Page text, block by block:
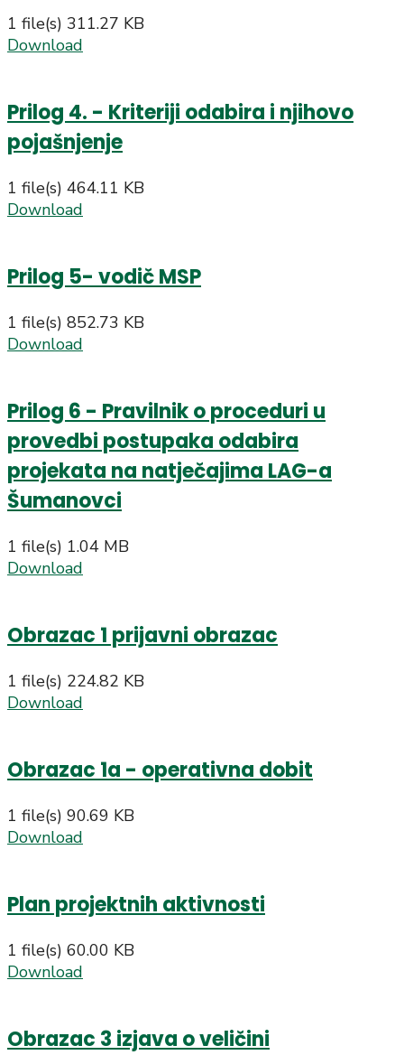
1 file(s) 311.27 KB
Download
Prilog 4. - Kriteriji odabira i njihovo
pojašnjenje
1 file(s) 464.11 KB
Download
Prilog 5- vodič MSP
1 file(s) 852.73 KB
Download
Prilog 6 - Pravilnik o proceduri u
provedbi postupaka odabira
projekata na natječajima LAG-a
Šumanovci
1 file(s) 1.04 MB
Download
Obrazac 1 prijavni obrazac
1 file(s) 224.82 KB
Download
Obrazac 1a - operativna dobit
1 file(s) 90.69 KB
Download
Plan projektnih aktivnosti
1 file(s) 60.00 KB
Download
Obrazac 3 izjava o veličini